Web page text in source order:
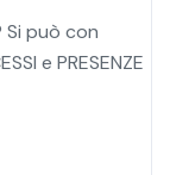
Si può con
e PRESENZE